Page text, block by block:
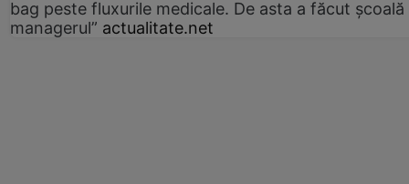
bag peste fluxurile medicale. De asta a făcut școală
managerul” actualitate.net